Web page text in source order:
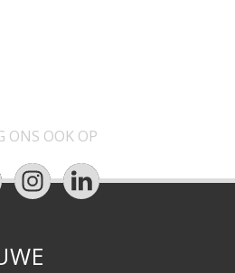
ONS OOK OP